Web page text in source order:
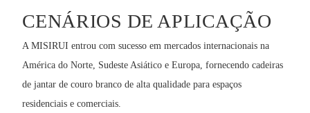
CENÁRIOS DE APLICAÇÃO
A MISIRUI entrou com sucesso em mercados internacionais na
América do Norte, Sudeste Asiático e Europa, fornecendo cadeiras
de jantar de couro branco de alta qualidade para espaços
residenciais e comerciais.